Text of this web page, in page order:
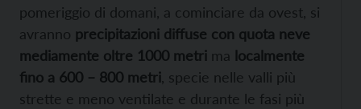
pomeriggio di domani, a cominciare da ovest, si
avranno precipitazioni diffuse con quota neve
mediamente oltre 1000 metri ma localmente
fino a 600 – 800 metri , specie nelle valli più
strette e meno ventilate e durante le fasi più